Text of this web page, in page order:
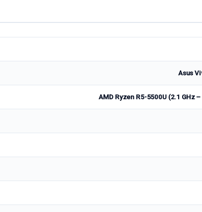
Asus
AMD Ryzen R5-5500U (2.1 GHz